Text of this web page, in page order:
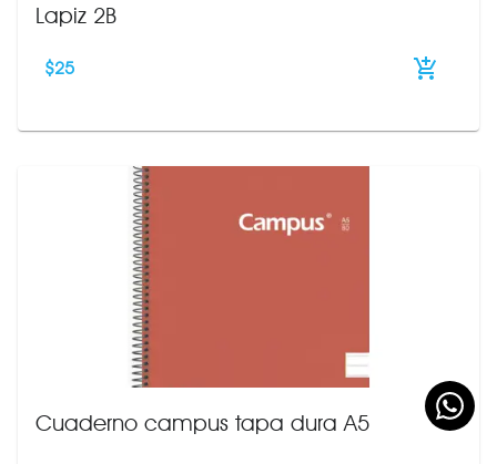
Lapiz 2B
$25
Cuaderno campus tapa dura A5